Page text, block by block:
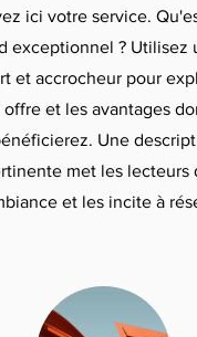
ici votre service.
exceptionnel ? Utilisez
et accrocheur pour
et les avantages
Une
met les lecteurs
et les incite à